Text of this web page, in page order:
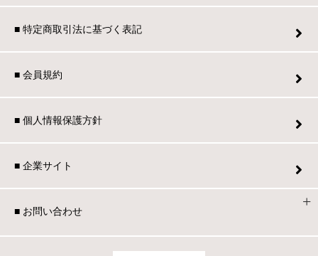
■ 特定商取引法に基づく表記
■ 会員規約
■ 個人情報保護方針
■ 企業サイト
■ お問い合わせ